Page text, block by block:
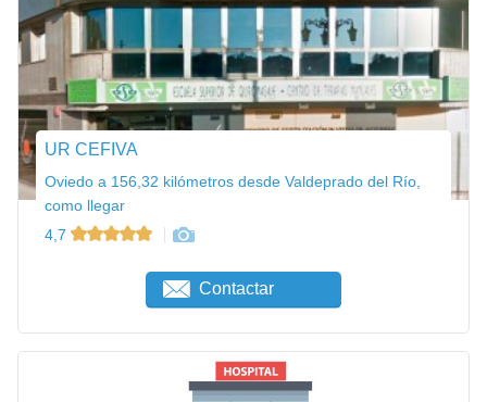
UR CEFIVA
Oviedo a 156,32 kilómetros desde Valdeprado del Río,
como llegar
4,7
Contactar